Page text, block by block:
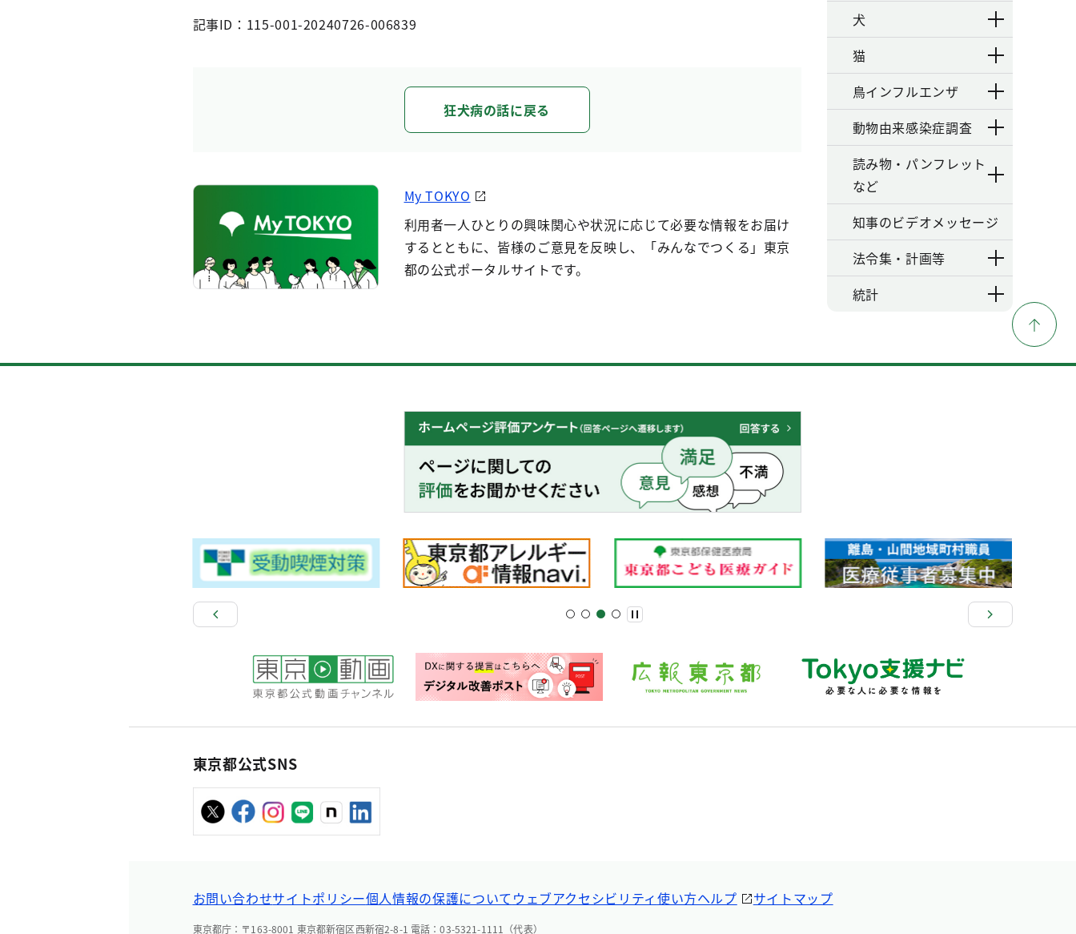
記事ID：115-001-20240726-006839
狂犬病の話に戻る
My TOKYO
利用者一人ひとりの興味関心や状況に応じて必要な情報をお届け
するとともに、皆様のご意見を反映し、「みんなでつくる」東京
都の公式ポータルサイトです。
犬
猫
鳥インフルエンザ
動物由来感染症調査
読み物・パンフレット
など
知事のビデオメッセージ
法令集・計画等
統計
東京都公式SNS
お問い合わせサイトポリシー個人情報の保護についてウェブアクセシビリティ使い方ヘルプ サイトマップ
東京都庁：〒163-8001 東京都新宿区西新宿2-8-1 電話：03-5321-1111（代表）